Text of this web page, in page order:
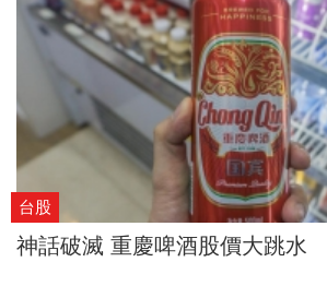
台股
神話破滅 重慶啤酒股價大跳水